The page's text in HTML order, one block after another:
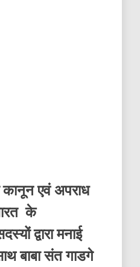
कानून एवं अपराध
के
द्वारा मनाई
बाबा संत गाडगे